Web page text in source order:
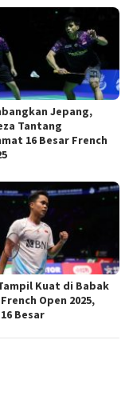
Jepang,
Tantang
16 Besar French
Kuat di Babak
Open 2025,
Besar